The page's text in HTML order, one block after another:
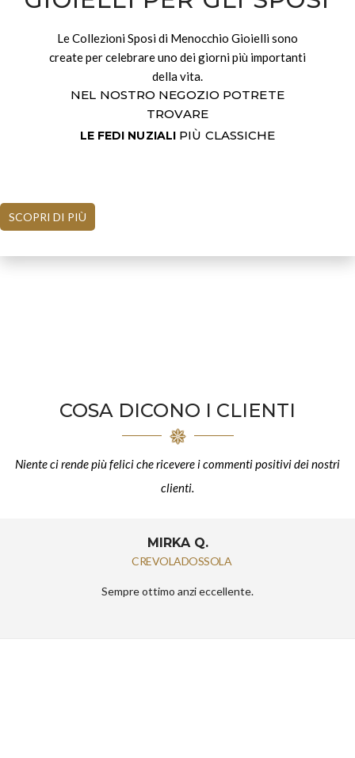
Le Collezioni Sposi di Menocchio Gioielli sono
create per celebrare uno dei giorni più importanti
della vita.
NEL NOSTRO NEGOZIO POTRETE
TROVARE
LE FEDI NUZIALI PIÙ CLASSICHE
SCOPRI DI PIÙ
COSA DICONO I CLIENTI
Niente ci rende più felici che ricevere i commenti positivi dei nostri
clienti.
MIRKA Q.
CREVOLADOSSOLA
Sempre ottimo anzi eccellente.